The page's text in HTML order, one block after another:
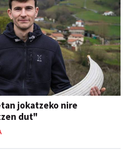
jokatzeko nire
dut"